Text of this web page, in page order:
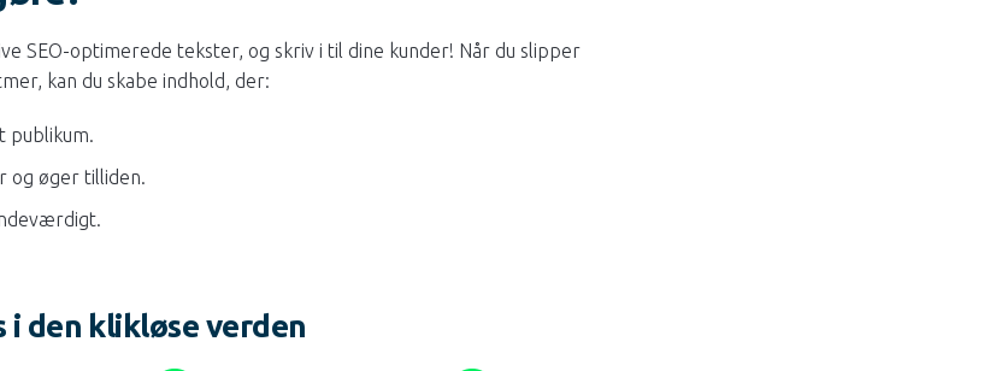
SEO-optimerede tekster, og skriv i til dine kunder! Når du slipper
kan du skabe indhold, der:
publikum.
og øger tilliden.
i den klikløse verden